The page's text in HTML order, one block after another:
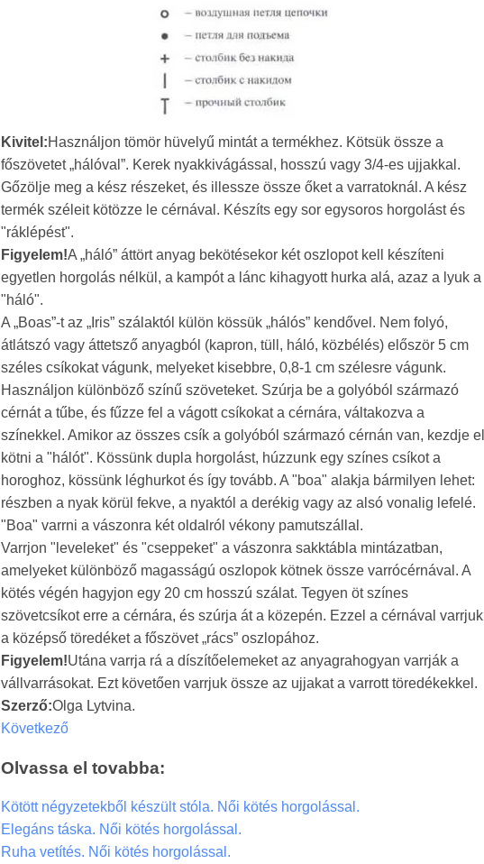
Kivitel:Használjon tömör hüvelyű mintát a termékhez. Kötsük össze a
főszövetet „hálóval”. Kerek nyakkivágással, hosszú vagy 3/4-es ujjakkal.
Gőzölje meg a kész részeket, és illessze össze őket a varratoknál. A kész
termék széleit kötözze le cérnával. Készíts egy sor egysoros horgolást és
"ráklépést".
Figyelem!A „háló” áttört anyag bekötésekor két oszlopot kell készíteni
egyetlen horgolás nélkül, a kampót a lánc kihagyott hurka alá, azaz a lyuk a
"háló".
A „Boas”-t az „Iris” szálaktól külön kössük „hálós” kendővel. Nem folyó,
átlátszó vagy áttetsző anyagból (kapron, tüll, háló, közbélés) először 5 cm
széles csíkokat vágunk, melyeket kisebbre, 0,8-1 cm szélesre vágunk.
Használjon különböző színű szöveteket. Szúrja be a golyóból származó
cérnát a tűbe, és fűzze fel a vágott csíkokat a cérnára, váltakozva a
színekkel. Amikor az összes csík a golyóból származó cérnán van, kezdje el
kötni a "hálót". Kössünk dupla horgolást, húzzunk egy színes csíkot a
horoghoz, kössünk léghurkot és így tovább. A "boa" alakja bármilyen lehet:
részben a nyak körül fekve, a nyaktól a derékig vagy az alsó vonalig lefelé.
"Boa" varrni a vászonra két oldalról vékony pamutszállal.
Varrjon "leveleket" és "cseppeket" a vászonra sakktábla mintázatban,
amelyeket különböző magasságú oszlopok kötnek össze varrócérnával. A
kötés végén hagyjon egy 20 cm hosszú szálat. Tegyen öt színes
szövetcsíkot erre a cérnára, és szúrja át a közepén. Ezzel a cérnával varrjuk
a középső töredéket a főszövet „rács” oszlopához.
Figyelem!Utána varrja rá a díszítőelemeket az anyagrahogyan varrják a
vállvarrásokat. Ezt követően varrjuk össze az ujjakat a varrott töredékekkel.
Szerző:Olga Lytvina.
Következő
Olvassa el tovabba:
Kötött négyzetekből készült stóla. Női kötés horgolással.
Elegáns táska. Női kötés horgolással.
Ruha vetítés. Női kötés horgolással.